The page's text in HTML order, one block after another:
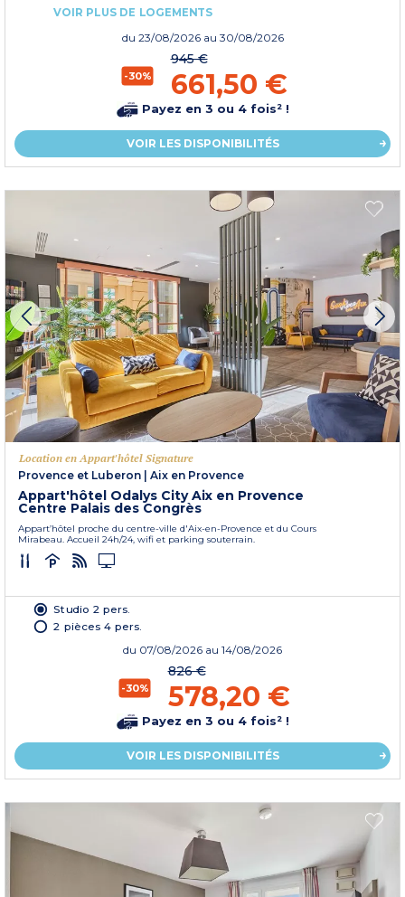
VOIR PLUS DE LOGEMENTS
du 23/08/2026 au 30/08/2026
-30%
945 €
661,50 €
Payez en 3 ou 4 fois² !
VOIR LES DISPONIBILITÉS
Location en Appart'hôtel Signature
Provence et Luberon
Aix en Provence
Appart'hôtel Odalys City Aix en Provence
Centre Palais des Congrès
Appart’hôtel proche du centre-ville d'Aix-en-Provence et du Cours
Mirabeau. Accueil 24h/24, wifi et parking souterrain.
Studio 2 pers.
2 pièces 4 pers.
du 07/08/2026 au 14/08/2026
-30%
826 €
578,20 €
Payez en 3 ou 4 fois² !
VOIR LES DISPONIBILITÉS